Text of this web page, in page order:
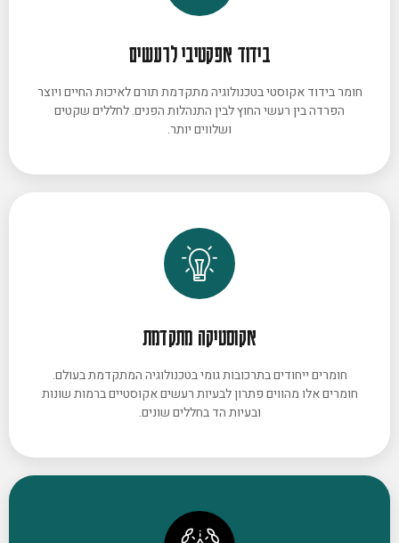
בידוד אפקטיבי לרעשים
חומר בידוד אקוסטי בטכנולוגיה מתקדמת תורם לאיכות החיים ויוצר
הפרדה בין רעשי החוץ לבין התנהלות הפנים. לחללים שקטים
ושלווים יותר.
אקוסטיקה מתקדמת
חומרים ייחודים בתרכובות גומי בטכנולוגיה המתקדמת בעולם.
חומרים אלו מהווים פתרון לבעיות רעשים אקוסטיים ברמות שונות
ובעיות הד בחללים שונים.